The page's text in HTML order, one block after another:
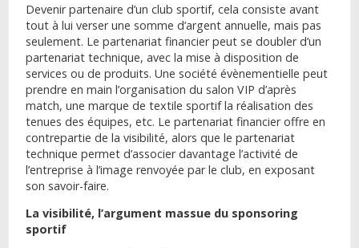
Devenir partenaire d’un club sportif, cela consiste avant
tout à lui verser une somme d’argent annuelle, mais pas
seulement. Le partenariat financier peut se doubler d’un
partenariat technique, avec la mise à disposition de
services ou de produits. Une société évènementielle peut
prendre en main l’organisation du salon VIP d’après
match, une marque de textile sportif la réalisation des
tenues des équipes, etc. Le partenariat financier offre en
contrepartie de la visibilité, alors que le partenariat
technique permet d’associer davantage l’activité de
l’entreprise à l’image renvoyée par le club, en exposant
son savoir-faire.
La visibilité, l’argument massue du sponsoring
sportif